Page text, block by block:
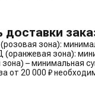
зона):
зона):
– минимальная
от 20 000 ₽